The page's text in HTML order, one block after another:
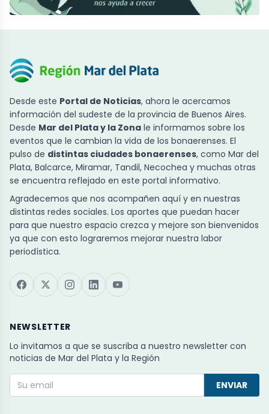
Desde este Portal de Noticias, ahora le acercamos
información del sudeste de la provincia de Buenos Aires.
Desde Mar del Plata y la Zona le informamos sobre los
eventos que le cambian la vida de los bonaerenses. El
pulso de distintas ciudades bonaerenses, como Mar del
Plata, Balcarce, Miramar, Tandil, Necochea y muchas otras
se encuentra reflejado en este portal informativo.
Agradecemos que nos acompañen aquí y en nuestras
distintas redes sociales. Los aportes que puedan hacer
para que nuestro espacio crezca y mejore son bienvenidos
ya que con esto lograremos mejorar nuestra labor
periodística.
NEWSLETTER
Lo invitamos a que se suscriba a nuestro newsletter con
noticias de Mar del Plata y la Región
ENVIAR